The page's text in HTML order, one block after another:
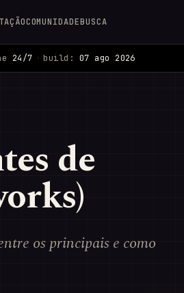
COMUNIDADEBUSCA
24/7 · build: 07 ago 2026
de
os principais e como